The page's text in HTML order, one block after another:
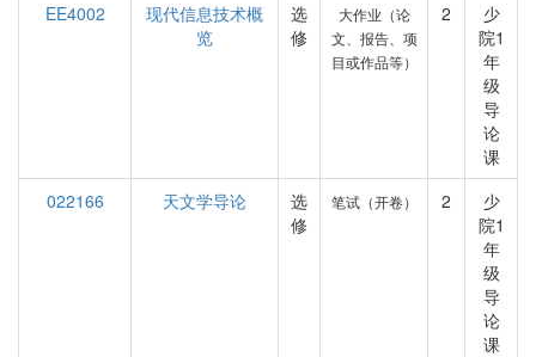
EE4002
现代信息技术概
览
选
修
大作业（论
文、报告、项
目或作品等）
2
少
院1
年
级
导
论
课
022166
天文学导论
选
修
笔试（开卷） 2
少
院1
年
级
导
论
课